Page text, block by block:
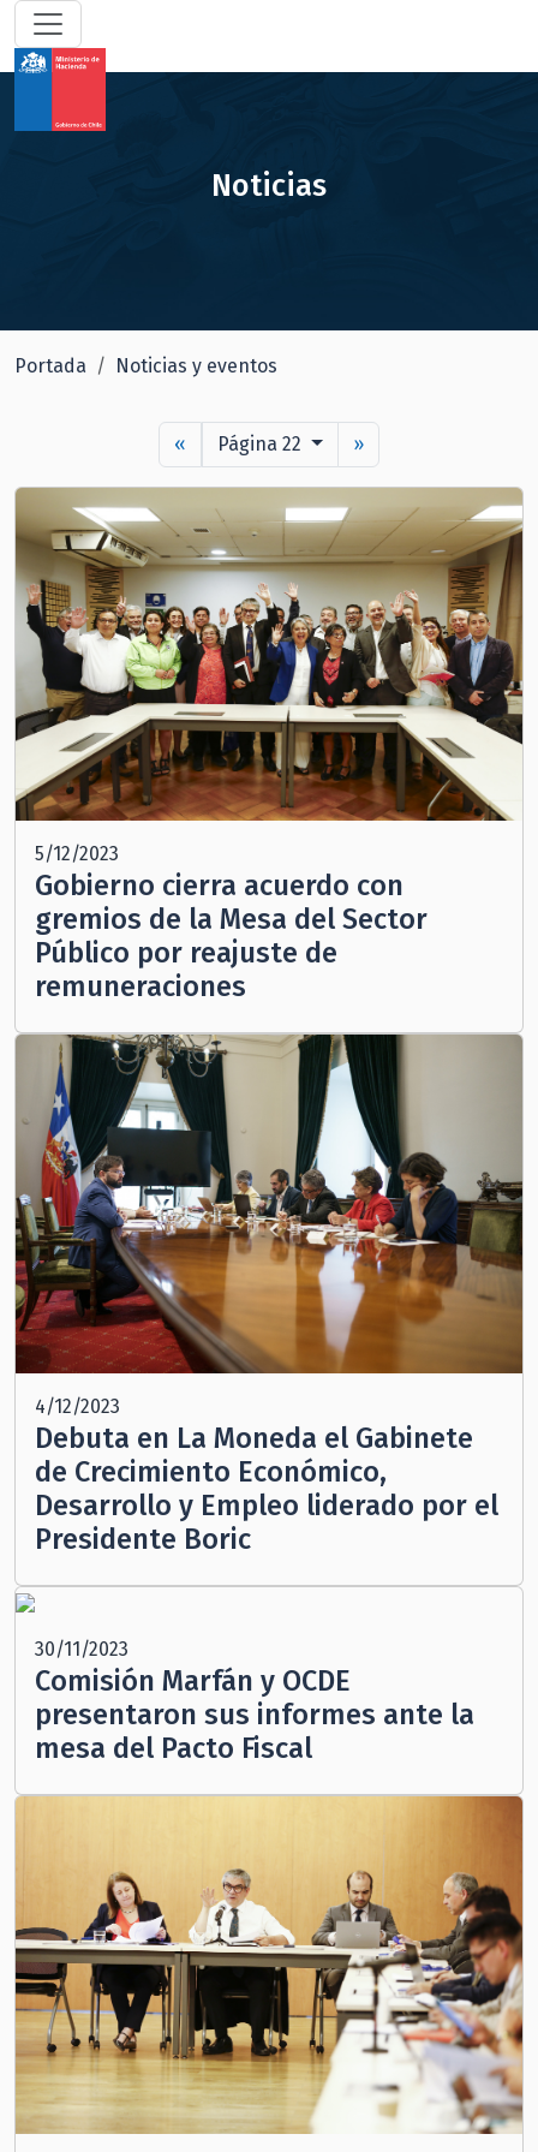
Noticias
Portada Noticias y eventos
« Página 22 »
5/12/2023
Gobierno cierra acuerdo con
gremios de la Mesa del Sector
Público por reajuste de
remuneraciones
4/12/2023
Debuta en La Moneda el Gabinete
de Crecimiento Económico,
Desarrollo y Empleo liderado por el
Presidente Boric
30/11/2023
Comisión Marfán y OCDE
presentaron sus informes ante la
mesa del Pacto Fiscal